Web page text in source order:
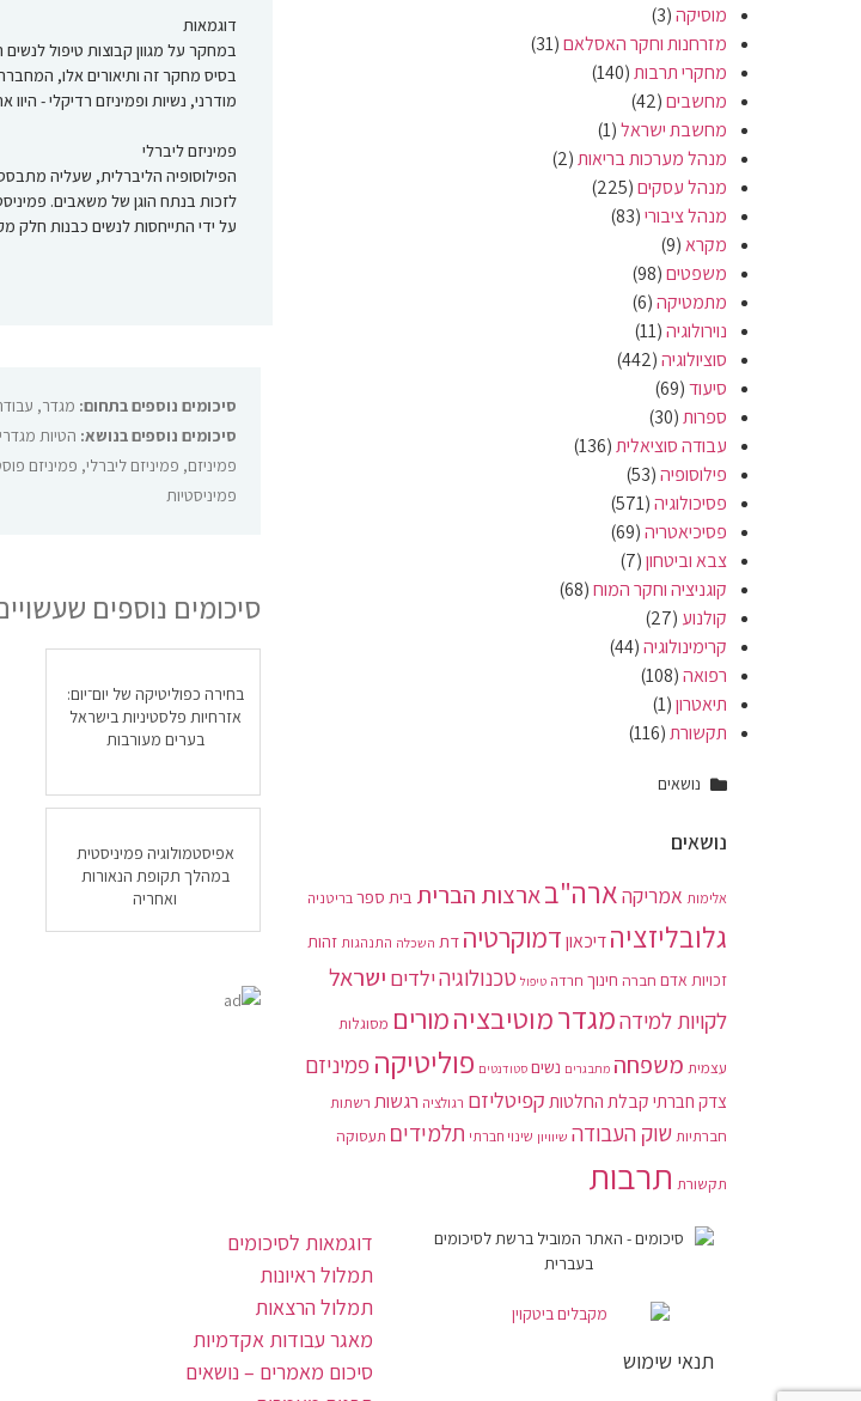
מוסיקה(3)
מזרחנות וחקר האסלאם(31)
מחקרי תרבות(140)
מחשבים(42)
מחשבת ישראל(1)
מנהל מערכות בריאות(2)
מנהל עסקים(225)
מנהל ציבורי(83)
מקרא(9)
משפטים(98)
מתמטיקה(6)
נוירולוגיה(11)
סוציולוגיה(442)
סיעוד(69)
ספרות(30)
עבודה סוציאלית(136)
פילוסופיה(53)
פסיכולוגיה(571)
פסיכיאטריה(69)
צבא וביטחון(7)
קוגניציה וחקר המוח(68)
קולנוע (27)
קרימינולוגיה(44)
רפואה(108)
תיאטרון(1)
תקשורת(116)
נושאים
נושאים
אלימות אמריקהארה"בארצות הברית בית ספרבריטניה
גלובליזציהדיכאוןדמוקרטיה דת השכלה התנהגותזהות
זכויות אדם חברה חינוך חרדה טיפול טכנולוגיהילדים ישראל
לקויות למידהמגדרמוטיבציהמורים מסוגלות
עצמית משפחה מתבגרים נשים סטודנטים פוליטיקה פמיניזם
צדק חברתי קבלת החלטותקפיטליזם רגולציה רגשות רשתות
חברתיותשוק העבודה שיוויון שינוי חברתי תלמידים תעסוקה
תקשורת תרבות
דוגמאות
במחקר על מגוון קבוצות טיפול
בסיס מחקר זה ותיאורים אלו,
מודרני, נשיות ופמיניזם רדיקלי -
פמיניזם ליברלי
הפילוסופיה הליברלית, שעליה
לזכות בנתח הוגן של משאבים.
על ידי התייחסות לנשים כבנות חלק
סיכומים נוספים בתחום: מגדר,
סיכומים נוספים בנושא: הטיות
פמיניזם, פמיניזם ליברלי, פמיניזם
פמיניסטיות
סיכומים נוספים
בחירה כפוליטיקה של יום־יום:
אזרחיות פלסטיניות בישראל
בערים מעורבות
אפיסטמולוגיה פמיניסטית
במהלך תקופת הנאורות
ואחריה
תנאי שימוש
דוגמאות לסיכומים
תמלול ראיונות
תמלול הרצאות
מאגר עבודות אקדמיות
סיכום מאמרים – נושאים